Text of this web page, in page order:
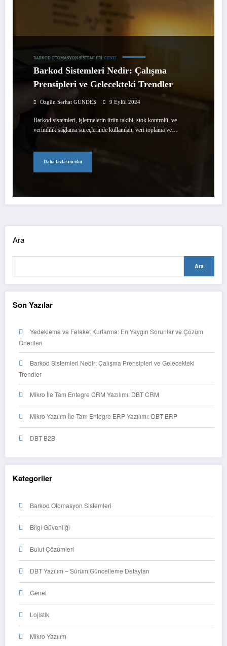
BARKOD OTOMASYON SISTEMLERI GENEL
Barkod Sistemleri Nedir: Çalışma
Prensipleri ve Gelecekteki Trendler
Özgün Serhat GÜNDEŞ 9 Eylül 2024
Barkod sistemleri, işletmelerin ürün takibi, stok kontrolü, ve
verimlilik sağlama süreçlerinde kullanılan, veri toplama ve…
Daha fazlasını oku
Ara
Ara
Son Yazılar
Yedekleme ve Felaket Kurtarma: En Yaygın Sorunlar ve Çözüm
Önerileri
Barkod Sistemleri Nedir: Çalışma Prensipleri ve Gelecekteki
Trendler
Mikro İle Tam Entegre CRM Yazılımı: DBT CRM
Mikro Yazılım İle Tam Entegre ERP Yazılımı: DBT ERP
DBT B2B
Kategoriler
Barkod Otomasyon Sistemleri
Bilgi Güvenliği
Bulut Çözümleri
DBT Yazılım – Sürüm Güncelleme Detayları
Genel
Lojistik
Mikro Yazılım